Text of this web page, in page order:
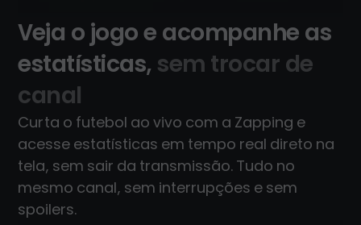
Veja o jogo e acompanhe as
estatísticas, sem trocar de
canal
Curta o futebol ao vivo com a Zapping e
acesse estatísticas em tempo real direto na
tela, sem sair da transmissão. Tudo no
mesmo canal, sem interrupções e sem
spoilers.